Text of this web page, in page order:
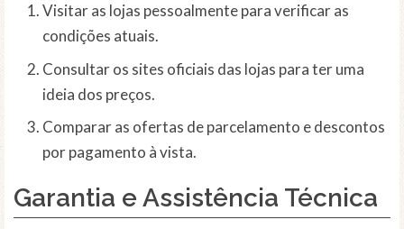
Visitar as lojas pessoalmente para verificar as
condições atuais.
Consultar os sites oficiais das lojas para ter uma
ideia dos preços.
Comparar as ofertas de parcelamento e descontos
por pagamento à vista.
Garantia e Assistência Técnica